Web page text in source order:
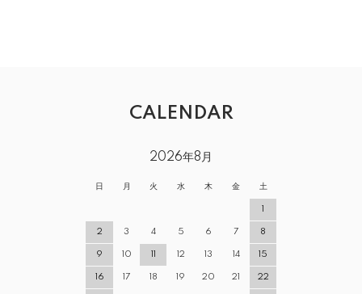
CALENDAR
2026年8月
日 月 火 水 木 金 土
1
2 3 4 5 6 7 8
9 10 11 12 13 14 15
16 17 18 19 20 21 22